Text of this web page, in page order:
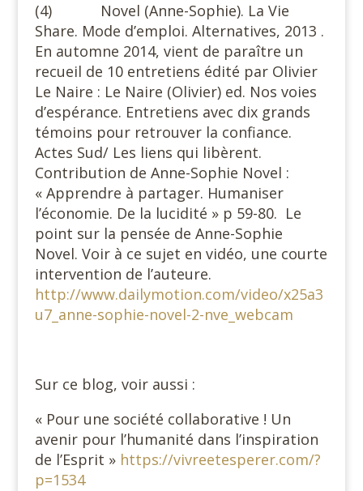
(4) Novel (Anne-Sophie). La Vie
Share. Mode d’emploi. Alternatives, 2013 .
En automne 2014, vient de paraître un
recueil de 10 entretiens édité par Olivier
Le Naire : Le Naire (Olivier) ed. Nos voies
d’espérance. Entretiens avec dix grands
témoins pour retrouver la confiance.
Actes Sud/ Les liens qui libèrent.
Contribution de Anne-Sophie Novel :
« Apprendre à partager. Humaniser
l’économie. De la lucidité » p 59-80. Le
point sur la pensée de Anne-Sophie
Novel. Voir à ce sujet en vidéo, une courte
intervention de l’auteure.
http://www.dailymotion.com/video/x25a3
u7_anne-sophie-novel-2-nve_webcam
Sur ce blog, voir aussi :
« Pour une société collaborative ! Un
avenir pour l’humanité dans l’inspiration
de l’Esprit » https://vivreetesperer.com/?
p=1534